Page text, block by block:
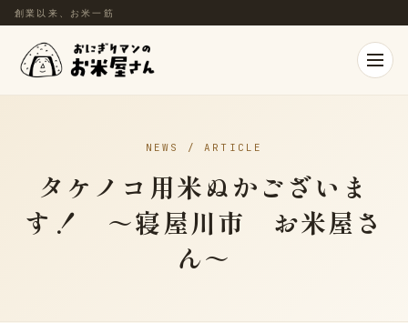
創業以来、お米一筋
NEWS / ARTICLE
タケノコ用米ぬかございま
す！ ～寝屋川市 お米屋さ
ん～